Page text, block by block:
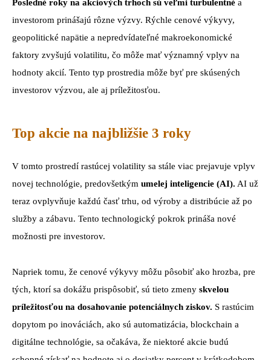
Posledné roky na akciových trhoch sú veľmi turbulentné a
investorom prinášajú rôzne výzvy. Rýchle cenové výkyvy,
geopolitické napätie a nepredvídateľné makroekonomické
faktory zvyšujú volatilitu, čo môže mať významný vplyv na
hodnoty akcií. Tento typ prostredia môže byť pre skúsených
investorov výzvou, ale aj príležitosťou.
Top akcie na najbližšie 3 roky
V tomto prostredí rastúcej volatility sa stále viac prejavuje vplyv
novej technológie, predovšetkým umelej inteligencie (AI). AI už
teraz ovplyvňuje každú časť trhu, od výroby a distribúcie až po
služby a zábavu. Tento technologický pokrok prináša nové
možnosti pre investorov.
Napriek tomu, že cenové výkyvy môžu pôsobiť ako hrozba, pre
tých, ktorí sa dokážu prispôsobiť, sú tieto zmeny skvelou
príležitosťou na dosahovanie potenciálnych ziskov. S rastúcim
dopytom po inováciách, ako sú automatizácia, blockchain a
digitálne technológie, sa očakáva, že niektoré akcie budú